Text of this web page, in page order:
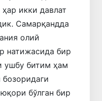
икки давлат
Самарқандда
олий
натижасида бир
ушбу битим ҳам
бўлган бир